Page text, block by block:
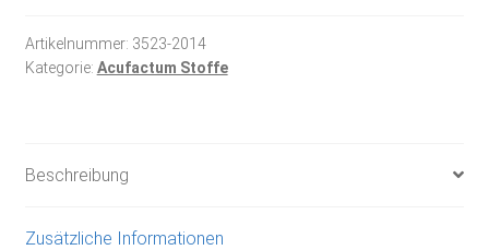
Artikelnummer: 3523-2014
Kategorie: Acufactum Stoffe
Beschreibung
Zusätzliche Informationen